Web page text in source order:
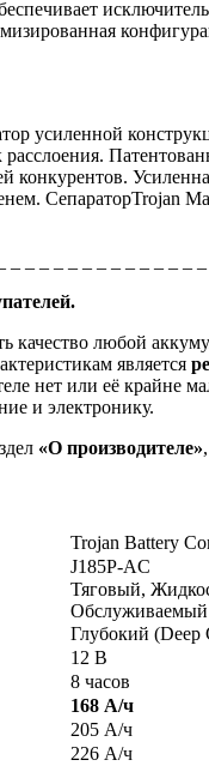
усиленной
конкурентов.
СепараторTrojan
качество любой
является
нет или её крайне
и электронику.
«О производителе»
Trojan Battery
J185P-AC
Тяговый,
Обслуживаемый
Глубокий (Deep
12 В
8 часов
168 А/ч
205 А/ч
226 А/ч